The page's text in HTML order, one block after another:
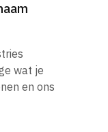
wat je
en ons